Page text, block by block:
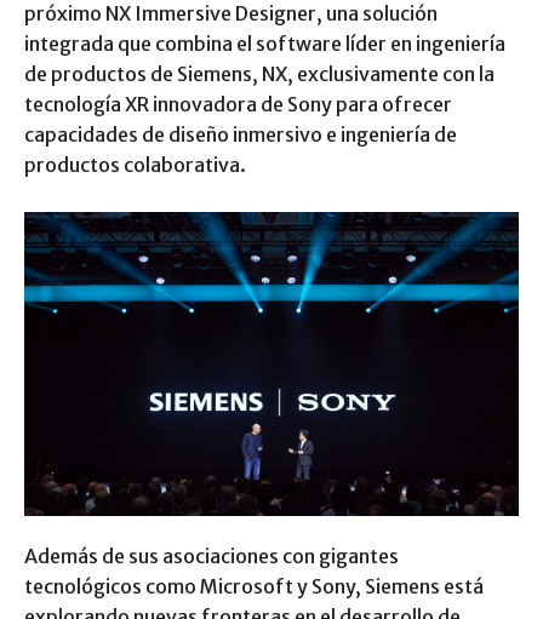
próximo NX Immersive Designer, una solución
integrada que combina el software líder en ingeniería
de productos de Siemens, NX, exclusivamente con la
tecnología XR innovadora de Sony para ofrecer
capacidades de diseño inmersivo e ingeniería de
productos colaborativa.
Además de sus asociaciones con gigantes
tecnológicos como Microsoft y Sony, Siemens está